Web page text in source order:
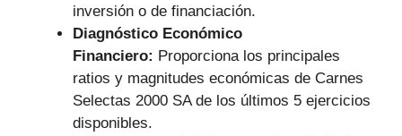
inversión o de financiación.
Diagnóstico Económico
Financiero: Proporciona los principales
ratios y magnitudes económicas de Carnes
Selectas 2000 SA de los últimos 5 ejercicios
disponibles.